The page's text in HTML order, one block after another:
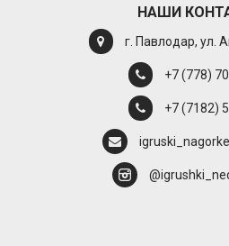
НАШИ
г. Павлодар, ул.
+7 (778)
+7 (7182)